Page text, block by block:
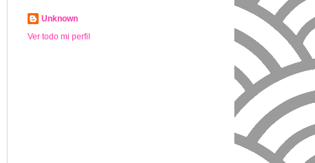
Unknown
Ver todo mi perfil